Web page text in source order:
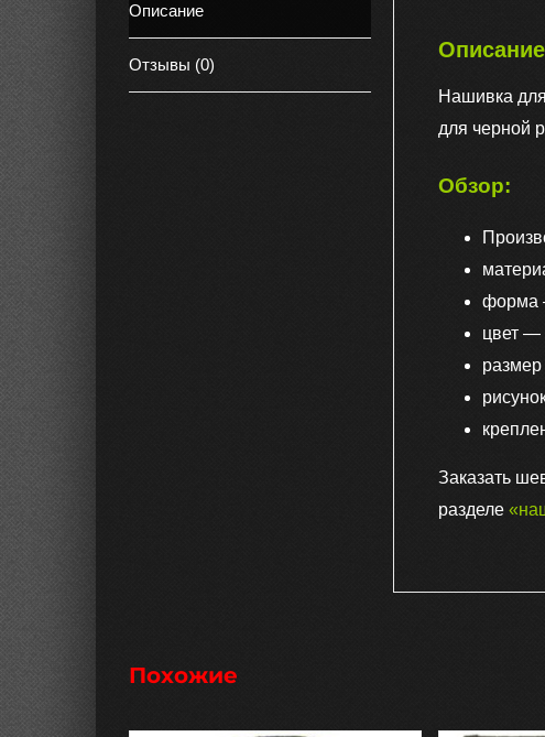
Описание
Отзывы (0)
Описание
Нашивка
для черной
Обзор:
форма
цвет —
Заказать
разделе
Похожие